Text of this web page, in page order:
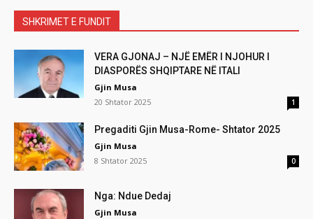
SHKRIMET E FUNDIT
VERA GJONAJ – NJË EMËR I NJOHUR I
DIASPORËS SHQIPTARE NË ITALI
Gjin Musa
20 Shtator 2025
1
Pregaditi Gjin Musa-Rome- Shtator 2025
Gjin Musa
8 Shtator 2025
0
Nga: Ndue Dedaj
Gjin Musa